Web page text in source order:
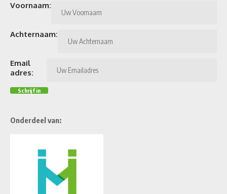
Voornaam:
Achternaam:
Email
adres:
Onderdeel van: